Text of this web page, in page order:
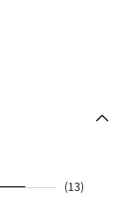
(13)